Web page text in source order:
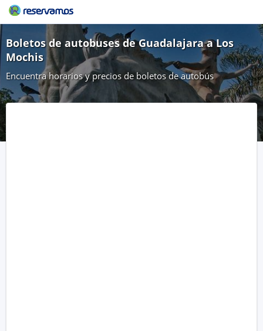
Boletos de autobuses de Guadalajara a Los
Mochis
Encuentra horarios y precios de boletos de autobús